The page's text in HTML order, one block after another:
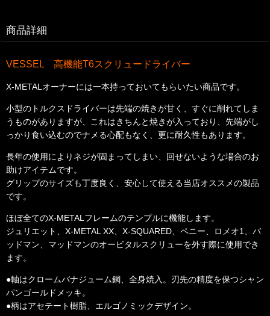
商品詳細
VESSEL 高機能T6スクリュードライバー
X-METALオーナーには一本持っておいてもらいたい商品です。
小型のトルクスドライバーは先端の焼きが甘く、すぐに削れてしま
うものがありますが、これはきちんと焼きが入っており、先端がし
っかり食い込むのでナメる心配もなく、更に耐久性もあります。
長年の使用によりネジが固まってしまい、回せないような場合のお
助けアイテムです。
グリップのサイズも丁度良く、安心して使える当店オススメの製品
です。
ほぼ全てのX-METALフレームのテンプルに機能します。
ジュリエット、X-METAL XX、X-SQUARED、ペニー、ロメオ1、バ
ッドマン、マッドマンのオービタルスクリューを外す際に使用でき
ます。
●軸はクロームバナジューム鋼、全身焼入。刃先の精度を保つシャン
パンゴールドメッキ。
●柄はアセテート樹脂、エルゴノミックデザイン。